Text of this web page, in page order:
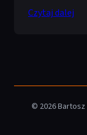
Czytaj dalej
© 2026